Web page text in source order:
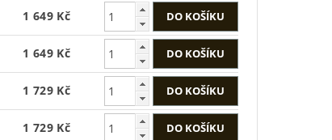
1 649 Kč
1 649 Kč
1 729 Kč
1 729 Kč